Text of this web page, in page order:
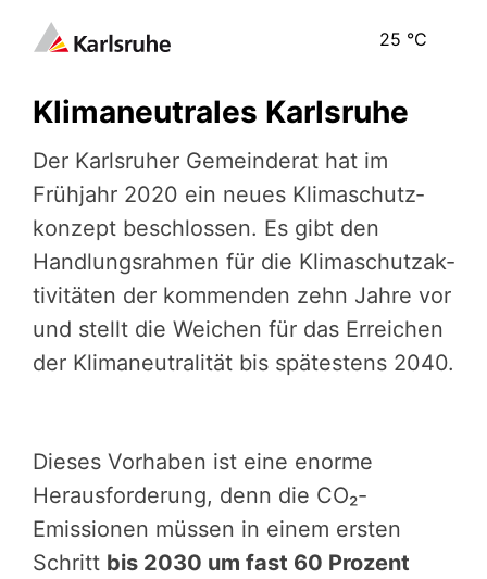
25 °C
Klimaneutrales Karlsruhe
Der Karlsruher Gemein­de­rat hat im
Frühjahr 2020 ein neues Kli­ma­schutz­
kon­zept beschlos­sen. Es gibt den
Handlungs­rah­men für die Klima­schutz­ak­
ti­vi­tä­ten der kommenden zehn Jahre vor
und stellt die Weichen für das Erreichen
der Klima­neu­tra­li­tät bis spä­tes­tens 2040.
Dieses Vorhaben ist eine enorme
Heraus­for­de­rung, denn die CO₂-
Emissionen müssen in einem ersten
Schritt bis 2030 um fast 60 Prozent